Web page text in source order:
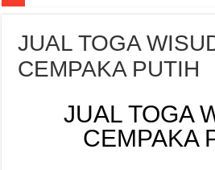
JUAL TOGA
CEMPAKA PUTIH
JUAL TOGA
CEMPAKA